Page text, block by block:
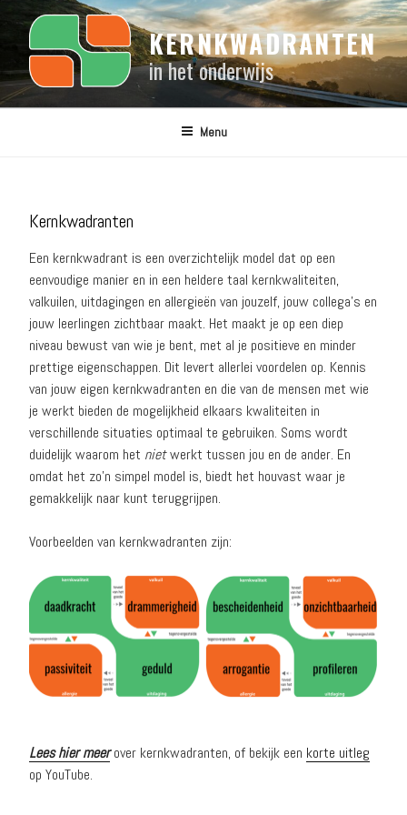
inhoud
springen
KERNKWADRANTEN
in het onderwijs
Menu
Kernkwadranten
Een kernkwadrant is een overzichtelijk model dat op een
eenvoudige manier en in een heldere taal kernkwaliteiten,
valkuilen, uitdagingen en allergieën van jouzelf, jouw collega’s en
jouw leerlingen zichtbaar maakt. Het maakt je op een diep
niveau bewust van wie je bent, met al je positieve en minder
prettige eigenschappen. Dit levert allerlei voordelen op. Kennis
van jouw eigen kernkwadranten en die van de mensen met wie
je werkt bieden de mogelijkheid elkaars kwaliteiten in
verschillende situaties optimaal te gebruiken. Soms wordt
duidelijk waarom het nietwerkt tussen jou en de ander. En
omdat het zo’n simpel model is, biedt het houvast waar je
gemakkelijk naar kunt teruggrijpen.
Voorbeelden van kernkwadranten zijn:
Lees hier meerover kernkwadranten, of bekijk een korte uitleg
op YouTube.